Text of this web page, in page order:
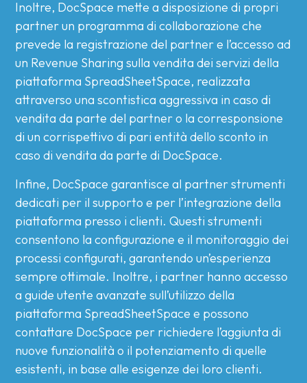
Inoltre, DocSpace mette a disposizione di propri
partner un programma di collaborazione che
prevede la registrazione del partner e l’accesso ad
un Revenue Sharing sulla vendita dei servizi della
piattaforma SpreadSheetSpace, realizzata
attraverso una scontistica aggressiva in caso di
vendita da parte del partner o la corresponsione
di un corrispettivo di pari entità dello sconto in
caso di vendita da parte di DocSpace.
Infine, DocSpace garantisce al partner strumenti
dedicati per il supporto e per l’integrazione della
piattaforma presso i clienti. Questi strumenti
consentono la configurazione e il monitoraggio dei
processi configurati, garantendo un’esperienza
sempre ottimale. Inoltre, i partner hanno accesso
a guide utente avanzate sull’utilizzo della
piattaforma SpreadSheetSpace e possono
contattare DocSpace per richiedere l’aggiunta di
nuove funzionalità o il potenziamento di quelle
esistenti, in base alle esigenze dei loro clienti.